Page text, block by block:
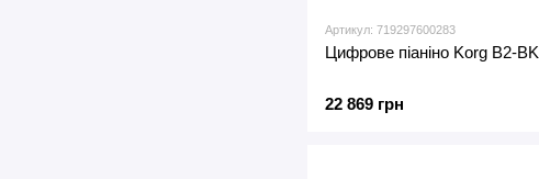
Артикул: 719297600283
Цифрове піаніно Korg B2-BK
22 869 грн